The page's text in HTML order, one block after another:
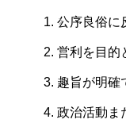
公序良俗に
営利を目的
趣旨が明確
政治活動ま